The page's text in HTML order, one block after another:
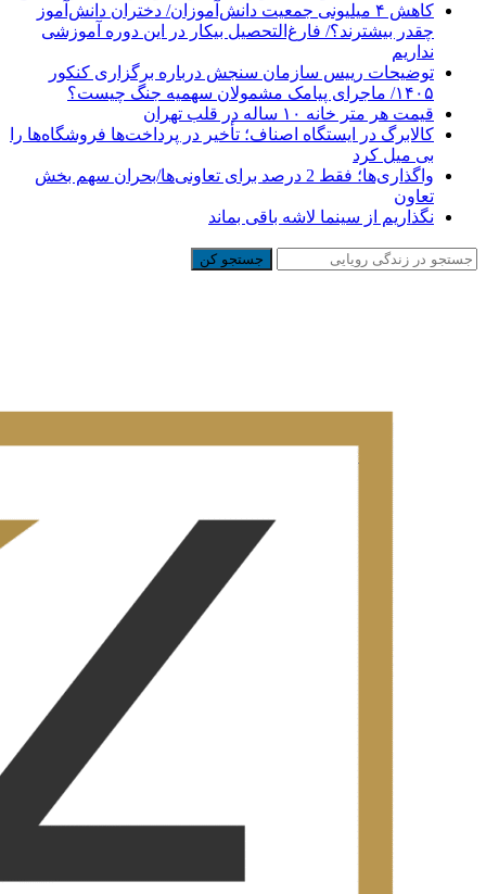
کاهش ۴ میلیونی جمعیت دانش‌آموزان/ دختران دانش‌آموز
چقدر بیشترند؟/ فارغ‌التحصیل بیکار در این دوره آموزشی
نداریم
توضیحات رییس سازمان سنجش درباره برگزاری کنکور
۱۴۰۵/ ماجرای پیامک مشمولان سهمیه جنگ چیست؟
قیمت هر متر خانه ۱۰ ساله در قلب تهران
کالابرگ در ایستگاه اصناف؛ تأخیر در پرداخت‌ها فروشگاه‌ها را
بی میل کرد
واگذاری‌ها؛ فقط 2 درصد برای تعاونی‌ها/بحران سهم بخش
تعاون
نگذاریم از سینما لاشه باقی بماند
جستجو کن